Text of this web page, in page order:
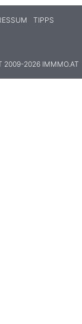
TIPPS
2009-2026 IMMMO.AT